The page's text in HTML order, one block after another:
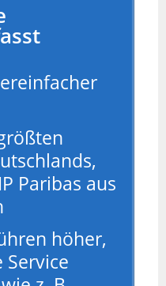
Paribas aus
höher,